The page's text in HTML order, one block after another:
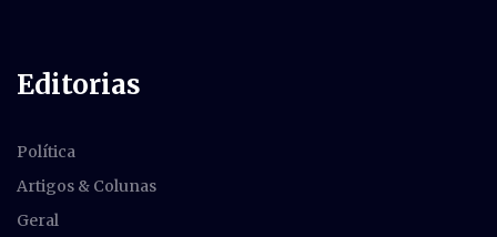
Editorias
Política
Artigos & Colunas
Geral